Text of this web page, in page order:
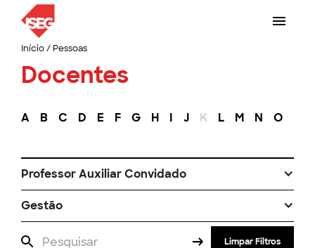
Início/ Pessoas
Docentes
A B C D E F G H I J K L M N O
Professor Auxiliar Convidado
Gestão
Limpar Filtros